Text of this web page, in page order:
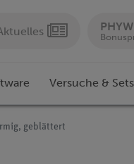
Versuche & Sets
geblättert